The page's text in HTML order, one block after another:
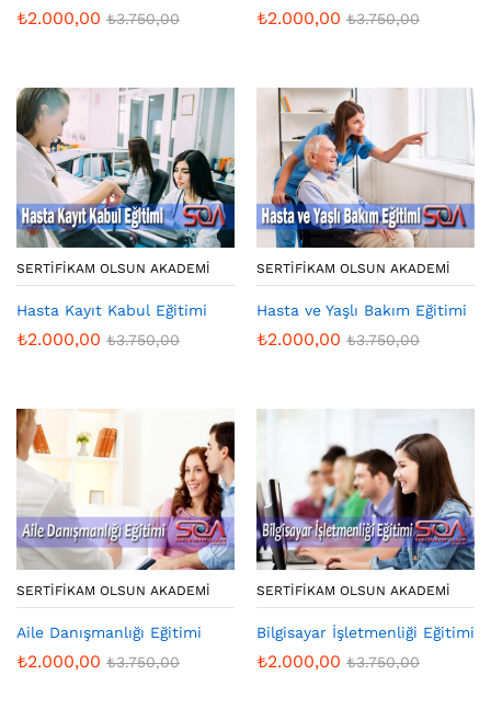
₺2.000,00 ₺3.750,00 ₺2.000,00 ₺3.750,00
SERTIFIKAM OLSUN AKADEMI
Hasta Kayıt Kabul Eğitimi
₺2.000,00 ₺3.750,00
SERTIFIKAM OLSUN AKADEMI
Hasta ve Yaşlı Bakım Eğitimi
₺2.000,00 ₺3.750,00
SERTIFIKAM OLSUN AKADEMI
Aile Danışmanlığı Eğitimi
₺2.000,00 ₺3.750,00
SERTIFIKAM OLSUN AKADEMI
Bilgisayar İşletmenliği Eğitimi
₺2.000,00 ₺3.750,00